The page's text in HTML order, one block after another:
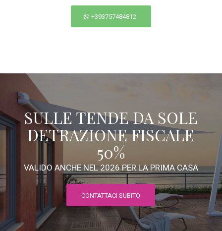
+393757484812
SULLE TENDE DA SOLE
DETRAZIONE FISCALE
50%
VALIDO ANCHE NEL 2026 PER LA PRIMA CASA
CONTATTACI SUBITO